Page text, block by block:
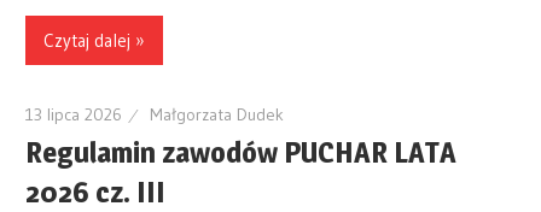
Czytaj dalej »
13 lipca 2026 Małgorzata Dudek
Regulamin zawodów PUCHAR LATA
2026 cz. III